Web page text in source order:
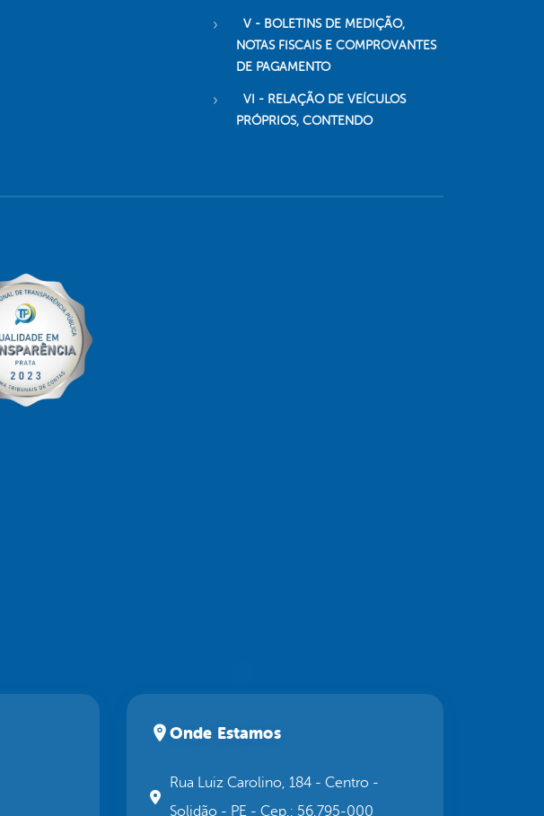
V - BOLETINS DE MEDIÇÃO,
NOTAS FISCAIS E COMPROVANTES
DE PAGAMENTO
VI - RELAÇÃO DE VEÍCULOS
PRÓPRIOS, CONTENDO
Onde Estamos
Rua Luiz Carolino, 184 - Centro -
Solidão - PE - Cep.: 56.795-000